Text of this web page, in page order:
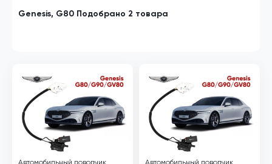
Genesis, G80 Подобрано 2 товара
Автомобильный доводчик
Автомобильный доводчик